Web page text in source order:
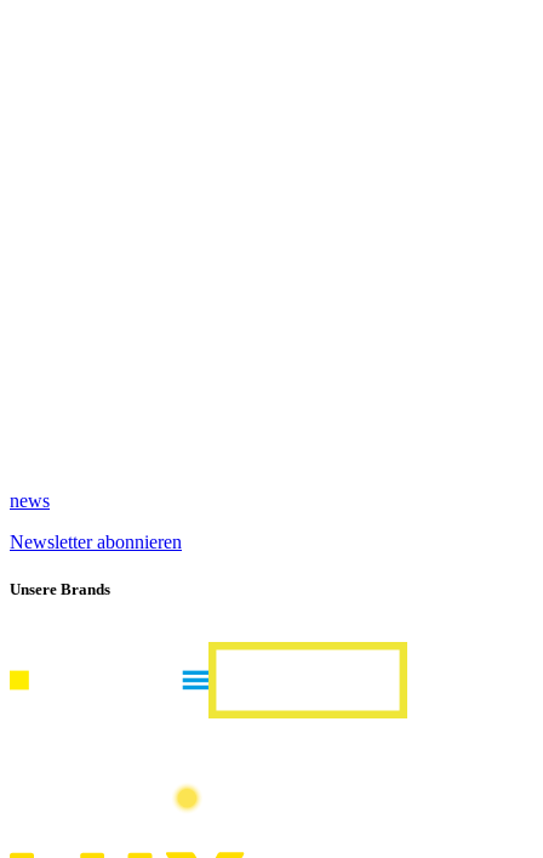
news
Newsletter abonnieren
Unsere Brands